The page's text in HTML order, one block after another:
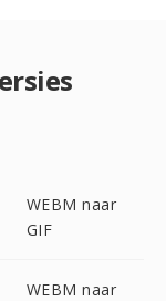
WEBM naar
GIF
WEBM naar